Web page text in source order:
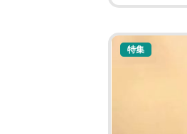
特集